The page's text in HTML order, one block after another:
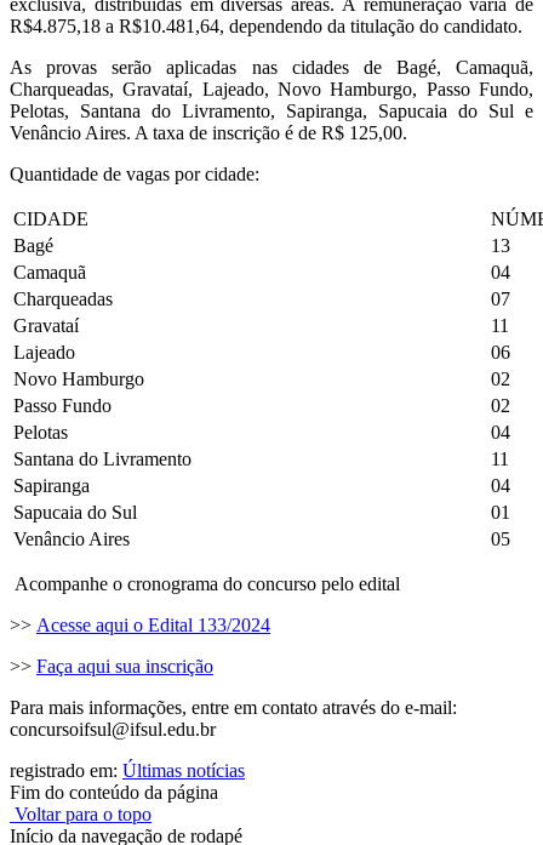
exclusiva, distribuídas em diversas áreas. A remuneração varia de
R$4.875,18 a R$10.481,64, dependendo da titulação do candidato.
As provas serão aplicadas nas cidades de Bagé, Camaquã,
Charqueadas, Gravataí, Lajeado, Novo Hamburgo, Passo Fundo,
Pelotas, Santana do Livramento, Sapiranga, Sapucaia do Sul e
Venâncio Aires. A taxa de inscrição é de R$ 125,00.
Quantidade de vagas por cidade:
CIDADE
Bagé
13
Camaquã
04
Charqueadas
07
Gravataí
11
Lajeado
06
Novo Hamburgo
02
Passo Fundo
02
Pelotas
04
Santana do Livramento
11
Sapiranga
04
Sapucaia do Sul
01
Venâncio Aires
05
Acompanhe o cronograma do concurso pelo edital
>> Acesse aqui o Edital 133/2024
>> Faça aqui sua inscrição
Para mais informações, entre em contato através do e-mail:
concursoifsul@ifsul.edu.br
registrado em: Últimas notícias
Fim do conteúdo da página
Voltar para o topo
Início da navegação de rodapé